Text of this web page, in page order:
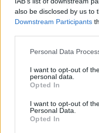
also be disclosed by us to
Downstream Participants
Personal Data
I want to opt-out of
personal data.
Opted In
I want to opt-out of
Personal Data.
Opted In